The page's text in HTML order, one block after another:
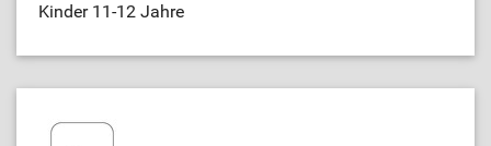
Kinder 11-12 Jahre